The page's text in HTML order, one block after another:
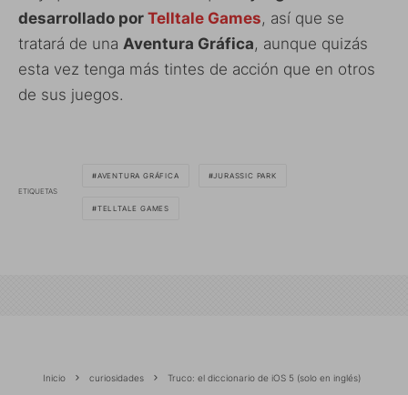
desarrollado por Telltale Games, así que se
tratará de una Aventura Gráfica, aunque quizás
esta vez tenga más tintes de acción que en otros
de sus juegos.
ETIQUETAS
AVENTURA GRÁFICA JURASSIC PARK
TELLTALE GAMES
Inicio curiosidades Truco: el diccionario de iOS 5 (solo en inglés)